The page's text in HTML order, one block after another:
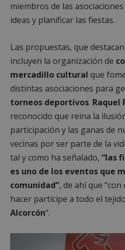
miembros de las
ideas y planificar las fiestas.
Las propuestas, que
incluyen la organización de
mercadillo cultural que
distintas asociaciones para
torneos deportivos. Raquel
reconocido que reina la
participación y las ganas de
vecinas por ser parte de la
tal y como ha señalado, “las
es uno de los eventos que
comunidad”, de ahí que
hacer partícipe a todo el
Alcorcón“.